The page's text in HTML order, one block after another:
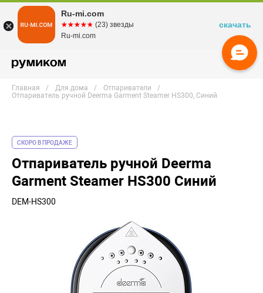
Главная Для дома
Отпариватели
Отпариватель ручной Deerma Garment Steamer HS300, Синий
СКОРО В ПРОДАЖЕ
Отпариватель ручной Deerma
Garment Steamer HS300 Синий
DEM-HS300
Ru-mi.com
☆☆☆☆☆
★★★★★ (23) звезды
Ru-mi.com
скачать